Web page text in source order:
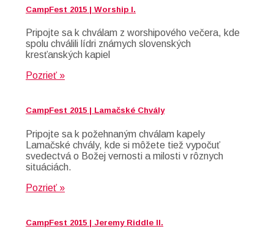
CampFest 2015 | Worship I.
Pripojte sa k chválam z worshipového večera, kde
spolu chválili lídri známych slovenských
kresťanských kapiel
Pozrieť »
CampFest 2015 | Lamačské Chvály
Pripojte sa k požehnaným chválam kapely
Lamačské chvály, kde si môžete tiež vypočuť
svedectvá o Božej vernosti a milosti v rôznych
situáciách.
Pozrieť »
CampFest 2015 | Jeremy Riddle II.